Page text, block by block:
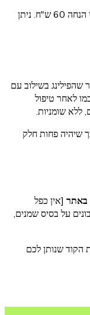
הסרום מגיע בבקבוקון המכיל 30 מ"ל ומחירו לפני הנחה 60 ש"ח. ניתן
שהפילינג בשילוב עם
לאחר טיפול
ללא שומניות.
שיהיה פחות חלק
באתר [אין כפל
על בסיס שמנים,
הקוד שנותן לכם